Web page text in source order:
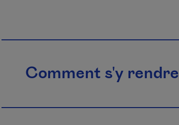
Comment s'y rendre